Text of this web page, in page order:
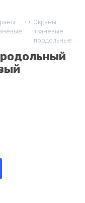
Экраны
тканевые
продольные